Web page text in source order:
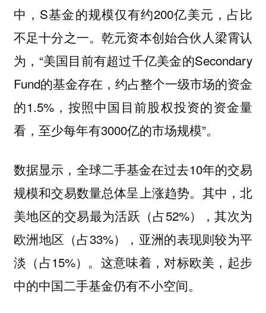
中，S基金的规模仅有约200亿美元，占比
不足十分之一。乾元资本创始合伙人梁霄认
为 ，“美国目前有超过千亿美金的Secondary
Fund的基金存在，约占整个一级市场的资金
的1.5%，按照中国目前股权投资的资金量
看，至少每年有3000亿的市场规模”。
数据显示，全球二手基金在过去10年的交易
规模和交易数量总体呈上涨趋势。其中，北
美地区的交易最为活跃（占52%），其次为
欧洲地区（占33%），亚洲的表现则较为平
淡（占15%）。这意味着，对标欧美，起步
中的中国二手基金仍有不小空间。